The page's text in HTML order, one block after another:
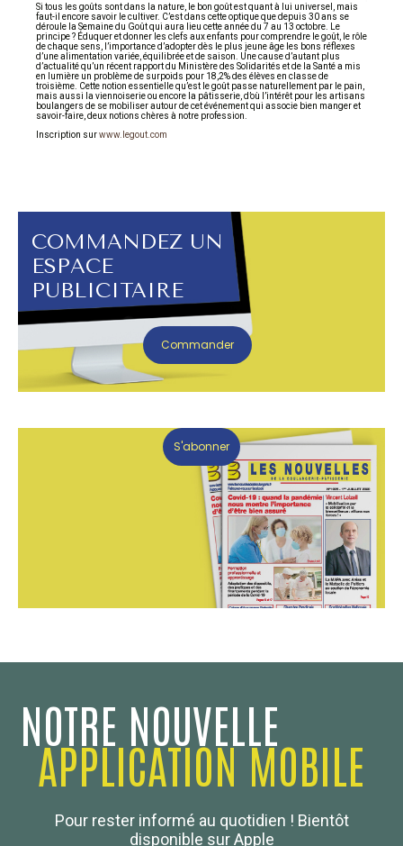
Si tous les goûts sont dans la nature, le bon goût est quant à lui universel, mais
faut-il encore savoir le cultiver. C’est dans cette optique que depuis 30 ans se
déroule la Semaine du Goût qui aura lieu cette année du 7 au 13 octobre. Le
principe ? Éduquer et donner les clefs aux enfants pour comprendre le goût, le rôle
de chaque sens, l’importance d’adopter dès le plus jeune âge les bons réflexes
d’une alimentation variée, équilibrée et de saison. Une cause d’autant plus
d’actualité qu’un récent rapport du Ministère des Solidarités et de la Santé a mis
en lumière un problème de surpoids pour 18,2% des élèves en classe de
troisième. Cette notion essentielle qu’est le goût passe naturellement par le pain,
mais aussi la viennoiserie ou encore la pâtisserie, d’où l’intérêt pour les artisans
boulangers de se mobiliser autour de cet événement qui associe bien manger et
savoir-faire, deux notions chères à notre profession.
Inscription surwww.legout.com
COMMANDEZ UN
ESPACE
PUBLICITAIRE
Commander
S'abonner
NOTRE NOUVELLE
APPLICATION MOBILE
Pour rester informé au quotidien ! Bientôt
disponible sur Apple
Boulanger de France